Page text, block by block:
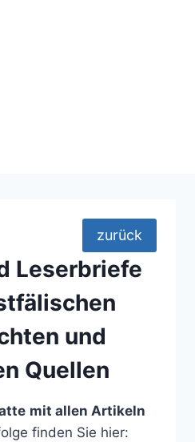
zurück
Leserbriefe
und
Quellen
mit allen Artikeln
finden Sie hier: